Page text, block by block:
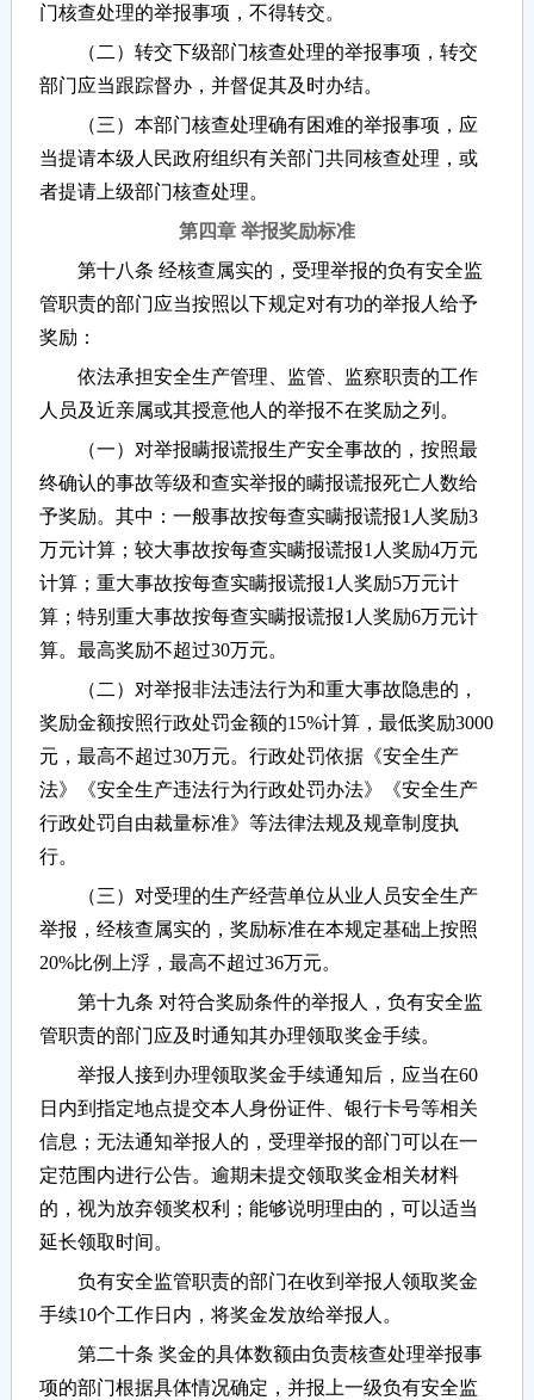
门核查处理的举报事项，不得转交。
（二）转交下级部门核查处理的举报事项，转交
部门应当跟踪督办，并督促其及时办结。
（三）本部门核查处理确有困难的举报事项，应
当提请本级人民政府组织有关部门共同核查处理，或
者提请上级部门核查处理。
第四章 举报奖励标准
第十八条 经核查属实的，受理举报的负有安全监
管职责的部门应当按照以下规定对有功的举报人给予
奖励：
依法承担安全生产管理、监管、监察职责的工作
人员及近亲属或其授意他人的举报不在奖励之列。
（一）对举报瞒报谎报生产安全事故的，按照最
终确认的事故等级和查实举报的瞒报谎报死亡人数给
予奖励。其中：一般事故按每查实瞒报谎报1人奖励3
万元计算；较大事故按每查实瞒报谎报1人奖励4万元
计算；重大事故按每查实瞒报谎报1人奖励5万元计
算；特别重大事故按每查实瞒报谎报1人奖励6万元计
算。最高奖励不超过30万元。
（二）对举报非法违法行为和重大事故隐患的，
奖励金额按照行政处罚金额的15%计算，最低奖励3000
元，最高不超过30万元。行政处罚依据《安全生产
法》《安全生产违法行为行政处罚办法》《安全生产
行政处罚自由裁量标准》等法律法规及规章制度执
行。
（三）对受理的生产经营单位从业人员安全生产
举报，经核查属实的，奖励标准在本规定基础上按照
20%比例上浮，最高不超过36万元。
第十九条 对符合奖励条件的举报人，负有安全监
管职责的部门应及时通知其办理领取奖金手续。
举报人接到办理领取奖金手续通知后，应当在60
日内到指定地点提交本人身份证件、银行卡号等相关
信息；无法通知举报人的，受理举报的部门可以在一
定范围内进行公告。逾期未提交领取奖金相关材料
的，视为放弃领奖权利；能够说明理由的，可以适当
延长领取时间。
负有安全监管职责的部门在收到举报人领取奖金
手续10个工作日内，将奖金发放给举报人。
第二十条 奖金的具体数额由负责核查处理举报事
项的部门根据具体情况确定，并报上一级负有安全监